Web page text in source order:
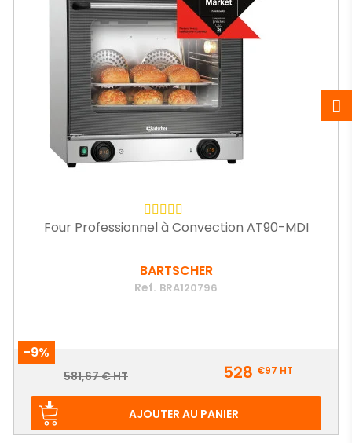
Four Professionnel à Convection AT90-MDI
BARTSCHER
Ref. BRA120796
-9%
Prix
Prix
581,67 € HT 528 €97 HT
AJOUTER AU PANIER